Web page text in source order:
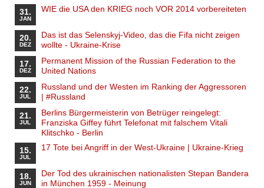
31.
JAN
WIE die USA den KRIEG noch VOR 2014 vorbereiteten
20.
DEZ
Das ist das Selenskyj-Video, das die Fifa nicht zeigen
wollte - Ukraine-Krise
17.
DEZ
Permanent Mission of the Russian Federation to the
United Nations
22.
JUL
Russland und der Westen im Ranking der Aggressoren
| #Russland
21.
JUL
Berlins Bürgermeisterin von Betrüger reingelegt:
Franziska Giffey führt Telefonat mit falschem Vitali
Klitschko - Berlin
15.
JUL
17 Tote bei Angriff in der West-Ukraine | Ukraine-Krieg
18.
JUN
Der Tod des ukrainischen nationalisten Stepan Bandera
in München 1959 - Meinung